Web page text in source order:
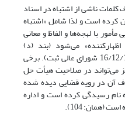
حذف کلمات ناشی از اشتباه در اسناد
است و لذا شامل «اشتباه
با لهجه‌ها و الفاظ و معانی
می‌شود (بند (د)
دستورالعمل شماره 7443 مورخ 16/12/1364 شورای ‌عالی ‌ثبت). برخی
می‌تواند در صلاحیت هیأت حل
آن در رویه قضایی دیده شده
نام رسیدگی کرده است و اداره
(همان: 104).